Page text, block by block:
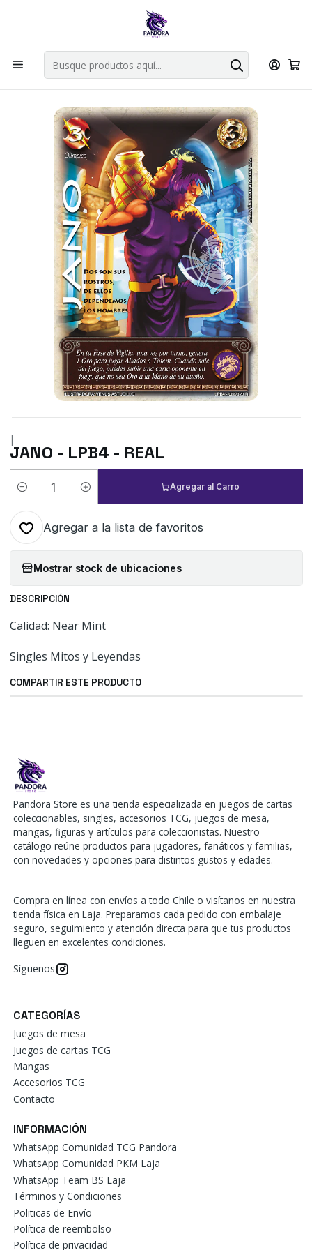
Por compras en cartas singles superiores a 49.990 el envio es
Explorar singles
Inicio Juegos de cartas TCG Mitos y Leyendas TCG
Singles Primer Bloque MYL Aliado JANO - LPB4 - REAL
|
JANO - LPB4 - REAL
Cantidad
Agregar al Carro
Agregar a la lista de favoritos
Mostrar stock de ubicaciones
DESCRIPCIÓN
Calidad: Near Mint
Singles Mitos y Leyendas
COMPARTIR ESTE PRODUCTO
Pandora Store es una tienda especializada en juegos de cartas
coleccionables, singles, accesorios TCG, juegos de mesa,
mangas, figuras y artículos para coleccionistas. Nuestro
catálogo reúne productos para jugadores, fanáticos y familias,
con novedades y opciones para distintos gustos y edades.
Compra en línea con envíos a todo Chile o visítanos en nuestra
tienda física en Laja. Preparamos cada pedido con embalaje
seguro, seguimiento y atención directa para que tus productos
lleguen en excelentes condiciones.
Síguenos
CATEGORÍAS
Juegos de mesa
Juegos de cartas TCG
Mangas
Accesorios TCG
Contacto
INFORMACIÓN
WhatsApp Comunidad TCG Pandora
WhatsApp Comunidad PKM Laja
WhatsApp Team BS Laja
Términos y Condiciones
Politicas de Envío
Política de reembolso
Política de privacidad